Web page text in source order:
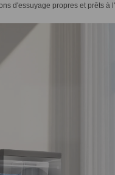
d'essuyage propres et prêts à